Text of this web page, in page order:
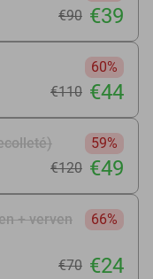
€90 €39
60%
€110 €44
59%
€120 €49
+ verven
66%
€70 €24